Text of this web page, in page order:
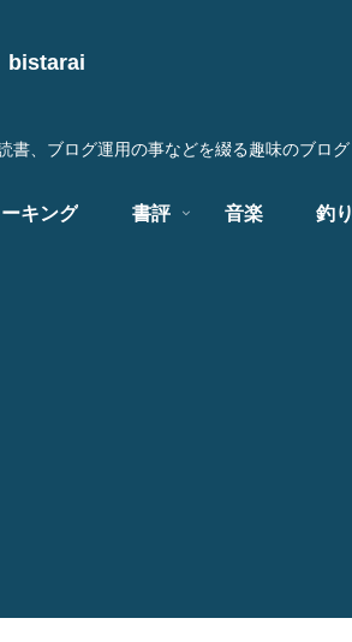
bistarai
書、ブログ運用の事などを綴る趣味のブログ
キング 書評 音楽 釣り